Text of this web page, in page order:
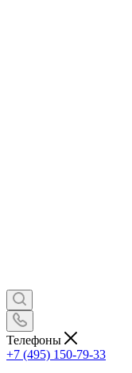
Телефоны
+7 (495) 150-79-33